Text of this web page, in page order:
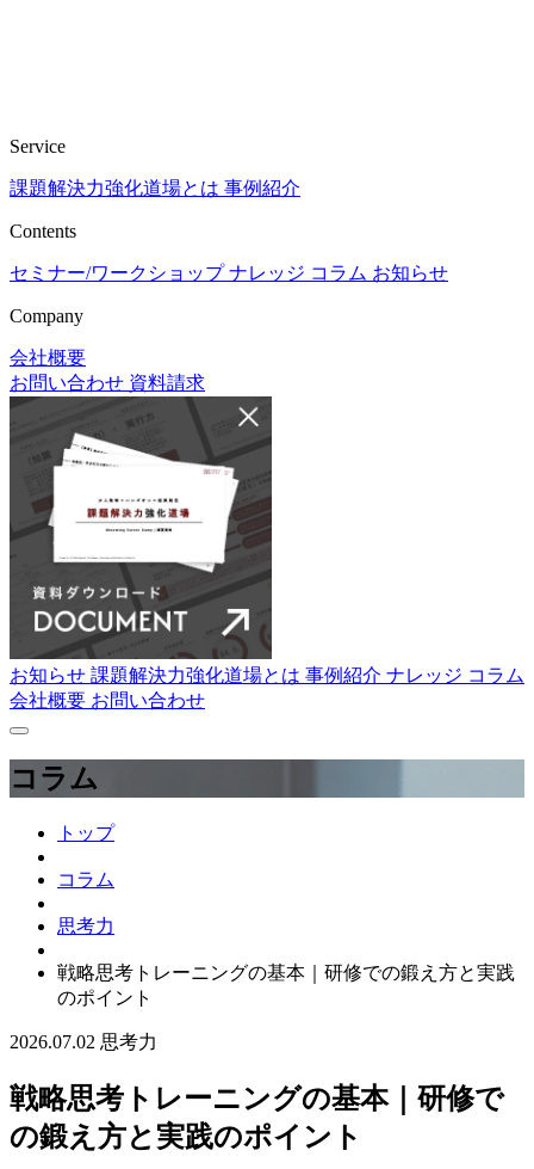
Service
課題解決力強化道場とは 事例紹介
Contents
セミナー/ワークショップ ナレッジ コラム お知らせ
Company
会社概要
お問い合わせ 資料請求
お知らせ 課題解決力強化道場とは 事例紹介 ナレッジ コラム
会社概要 お問い合わせ
コラム
トップ
コラム
思考力
戦略思考トレーニングの基本｜研修での鍛え方と実践
のポイント
2026.07.02 思考力
戦略思考トレーニングの基本｜研修で
の鍛え方と実践のポイント